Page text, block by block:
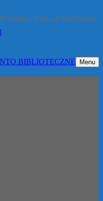
Reńska Wieś, ul. Raciborska
BIBLIOTECZNE Menu